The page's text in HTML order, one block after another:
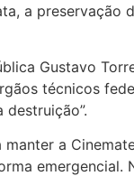
a
Gustavo
técnicos
a
emergencial.